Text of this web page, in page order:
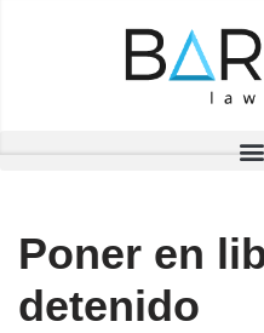
Poner en
detenido